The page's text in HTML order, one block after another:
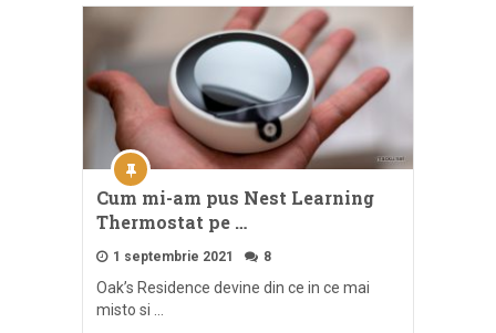
Cum mi-am pus Nest Learning
Thermostat pe …
1 septembrie 2021 8
Oak’s Residence devine din ce in ce mai
misto si …